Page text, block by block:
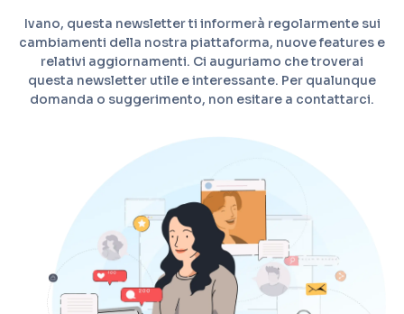
Ivano, questa newsletter ti informerà regolarmente sui
cambiamenti della nostra piattaforma, nuove features e
relativi aggiornamenti. Ci auguriamo che troverai
questa newsletter utile e interessante. Per qualunque
domanda o suggerimento, non esitare a contattarci.